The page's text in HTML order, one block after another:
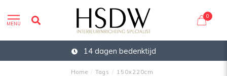
MENU
0
14 dagen bedenktijd
Home / Tags / 150x220cm